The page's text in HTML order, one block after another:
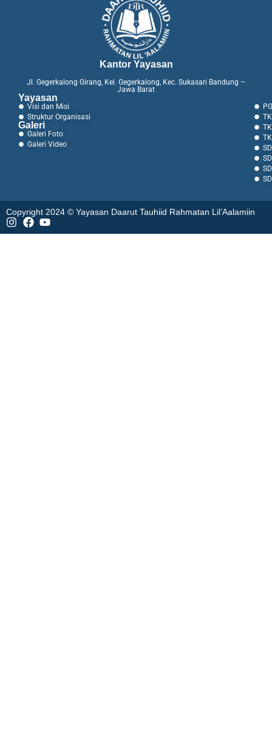
Kantor Yayasan
Jl. Gegerkalong Girang, Kel. Gegerkalong, Kec. Sukasari Bandung –
Jawa Barat
Yayasan
Visi dan Misi
Struktur Organisasi
Galeri
Galeri Foto
Galeri Video
Copyright 2024 © Yayasan Daarut Tauhiid Rahmatan Lil’Aalamiin